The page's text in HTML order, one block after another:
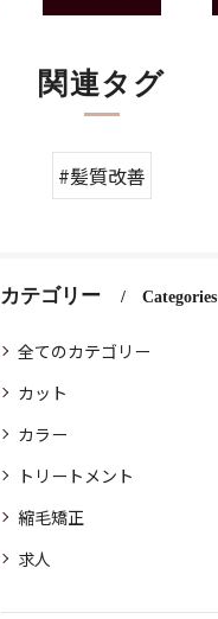
関連タグ
#髪質改善
カテゴリー Categories
全てのカテゴリー
カット
カラー
トリートメント
縮毛矯正
求人